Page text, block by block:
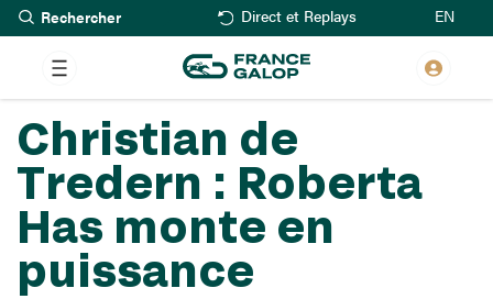
Aller
au
contenu
principal
Rechercher Direct et Replays EN
Christian de
Tredern : Roberta
Has monte en
puissance